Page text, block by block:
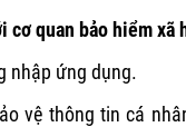
quan bảo hiểm xã
nhập ứng dụng.
vệ thông tin cá